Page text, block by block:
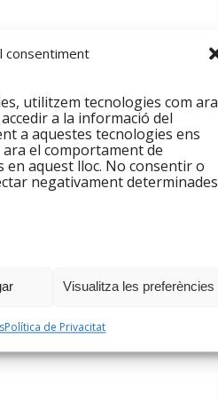
consentiment
utilitzem tecnologies com ara
a la informació del
a aquestes tecnologies ens
el comportament de
en aquest lloc. No consentir o
negativament determinades
Visualitza les preferències
Política de Privacitat